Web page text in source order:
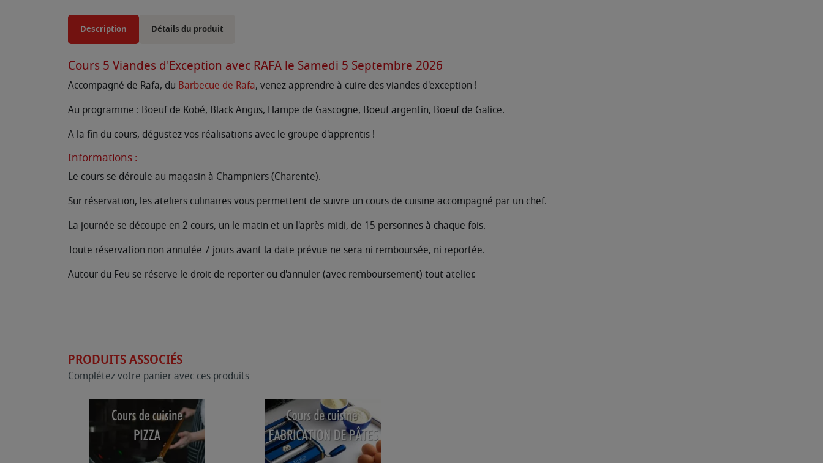
Description Détails du produit
Cours 5 Viandes d'Exception avec RAFA le Samedi 5 Septembre 2026
Accompagné de Rafa, du Barbecue de Rafa, venez apprendre à cuire des viandes d'exception !
Au programme : Boeuf de Kobé, Black Angus, Hampe de Gascogne, Boeuf argentin, Boeuf de Galice.
A la fin du cours, dégustez vos réalisations avec le groupe d'apprentis !
Informations :
Le cours se déroule au magasin à Champniers (Charente).
Sur réservation, les ateliers culinaires vous permettent de suivre un cours de cuisine accompagné par un chef.
La journée se découpe en 2 cours, un le matin et un l'après-midi, de 15 personnes à chaque fois.
Toute réservation non annulée 7 jours avant la date prévue ne sera ni remboursée, ni reportée.
Autour du Feu se réserve le droit de reporter ou d'annuler (avec remboursement) tout atelier.
PRODUITS ASSOCIÉS
Complétez votre panier avec ces produits